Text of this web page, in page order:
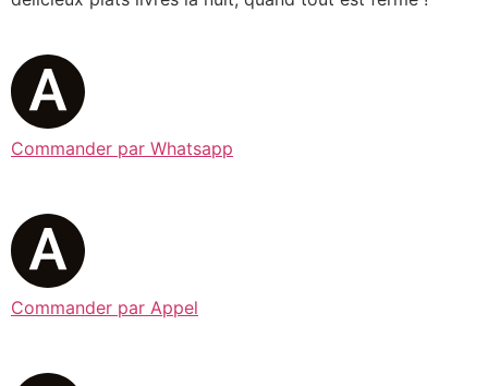
Commander par Whatsapp
Commander par Appel